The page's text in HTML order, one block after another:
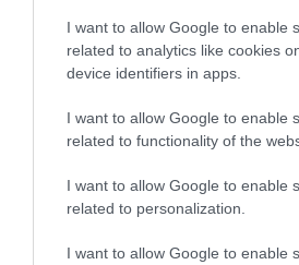
I want to allow Google to enable
related to analytics like cookies
device identifiers in apps.
I want to allow Google to enable
related to functionality of the
I want to allow Google to enable
related to personalization.
I want to allow Google to enable
Fungus Dries Up And Falls